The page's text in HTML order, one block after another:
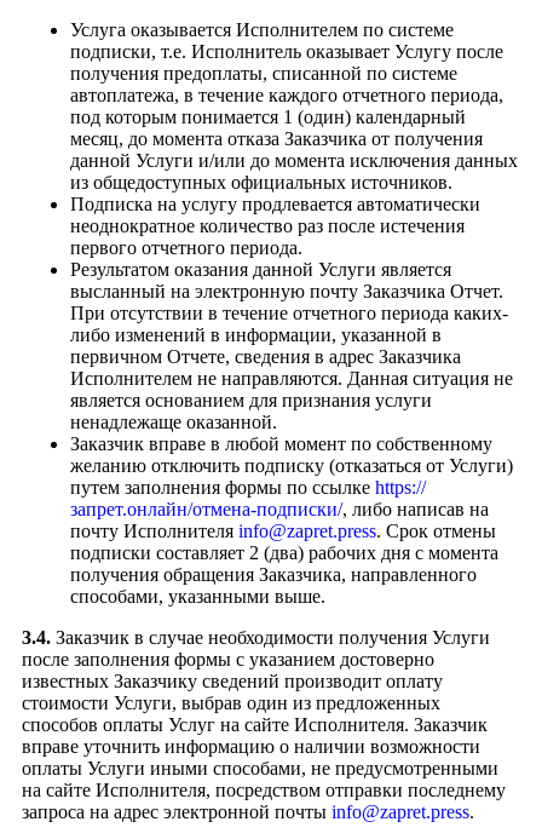
Услуга оказывается Исполнителем по системе
подписки, т.е. Исполнитель оказывает Услугу после
получения предоплаты, списанной по системе
автоплатежа, в течение каждого отчетного периода,
под которым понимается 1 (один) календарный
месяц, до момента отказа Заказчика от получения
данной Услуги и/или до момента исключения данных
из общедоступных официальных источников.
Подписка на услугу продлевается автоматически
неоднократное количество раз после истечения
первого отчетного периода.
Результатом оказания данной Услуги является
высланный на электронную почту Заказчика Отчет.
При отсутствии в течение отчетного периода каких-
либо изменений в информации, указанной в
первичном Отчете, сведения в адрес Заказчика
Исполнителем не направляются. Данная ситуация не
является основанием для признания услуги
ненадлежаще оказанной.
Заказчик вправе в любой момент по собственному
желанию отключить подписку (отказаться от Услуги)
путем заполнения формы по ссылке https://
запрет.онлайн/отмена-подписки/, либо написав на
почту Исполнителя info@zapret.press. Срок отмены
подписки составляет 2 (два) рабочих дня с момента
получения обращения Заказчика, направленного
способами, указанными выше.
3.4. Заказчик в случае необходимости получения Услуги
после заполнения формы с указанием достоверно
известных Заказчику сведений производит оплату
стоимости Услуги, выбрав один из предложенных
способов оплаты Услуг на сайте Исполнителя. Заказчик
вправе уточнить информацию о наличии возможности
оплаты Услуги иными способами, не предусмотренными
на сайте Исполнителя, посредством отправки последнему
запроса на адрес электронной почты info@zapret.press.